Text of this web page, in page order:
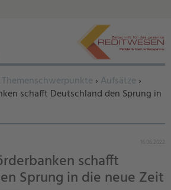
Themenschwerpunkte › Aufsätze ›
schafft Deutschland den Sprung in
schafft
Sprung in die neue Zeit